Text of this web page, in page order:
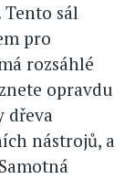
sál
pro
rozsáhlé
opravdu
dřeva
nástrojů, a